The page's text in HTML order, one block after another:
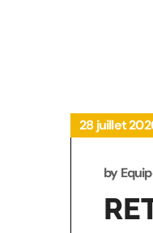
28 juillet
by